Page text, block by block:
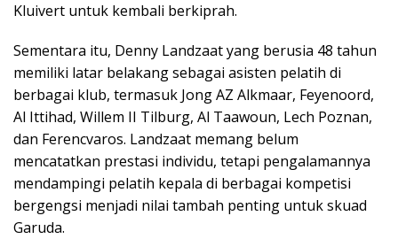
Kluivert untuk kembali berkiprah.
Sementara itu, Denny Landzaat yang berusia 48 tahun
memiliki latar belakang sebagai asisten pelatih di
berbagai klub, termasuk Jong AZ Alkmaar, Feyenoord,
Al Ittihad, Willem II Tilburg, Al Taawoun, Lech Poznan,
dan Ferencvaros. Landzaat memang belum
mencatatkan prestasi individu, tetapi pengalamannya
mendampingi pelatih kepala di berbagai kompetisi
bergengsi menjadi nilai tambah penting untuk skuad
Garuda.